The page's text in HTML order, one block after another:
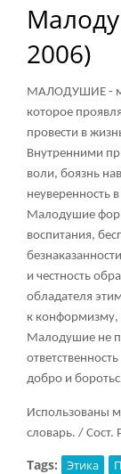
2006)
МАЛОДУШИЕ -
которое
провести в
Внутренними
воли, боязнь
неуверенность
Малодушие
воспитания,
и честность
обладателя
к конформизму,
Малодушие не
добро и
Использованы
словарь. / Сост.
Tags: Этика